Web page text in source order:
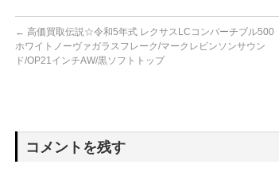
← 高価買取伝説☆令和5年式 レクサスLCコンバーチブル500
ホワイトノーヴァガラスフレーク/マークレビンソンサウン
ド/OP21インチAW/黒ソフトトップ
コメントを残す